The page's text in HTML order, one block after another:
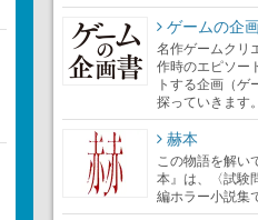
ゲームの企
名作ゲームクリ
作時のエピソー
トする企画（ゲ
探っていきます。
赫本
この物語を解い
本』は、〈試験
編ホラー小説集